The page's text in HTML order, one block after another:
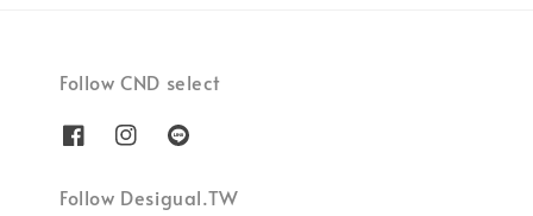
Follow CND select
Follow Desigual.TW